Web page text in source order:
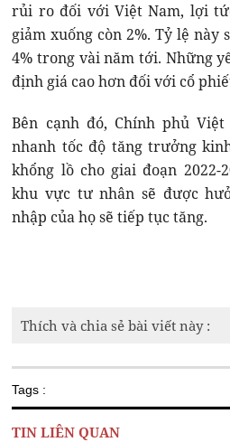
rủi ro đối với Việt Nam, lợi
giảm xuống còn 2%. Tỷ lệ
4% trong vài năm tới. Những
định giá cao hơn đối với cổ
Bên cạnh đó, Chính phủ
nhanh tốc độ tăng trưởng
khổng lồ cho giai đoạn 2022-
khu vực tư nhân sẽ được
nhập của họ sẽ tiếp tục tăng.
Thích và chia sẻ bài viết này :
Tags :
TIN LIÊN QUAN